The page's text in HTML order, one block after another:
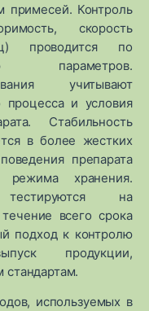
примесей. Контроль
скорость
проводится по
параметров.
учитывают
процесса и условия
Стабильность
в более жестких
препарата
режима хранения.
на
всего срока
подход к контролю
продукции,
используемых в